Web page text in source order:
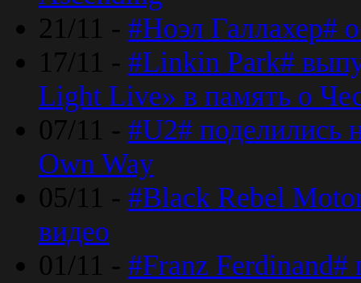
21/11 - #Ноэл Галлахер#
17/11 - #Linkin Park#
Light Live» в память о
07/11 - #U2#
Own Way
05/11 - #Black Rebel
видео
01/11 - #Franz Ferdinand#